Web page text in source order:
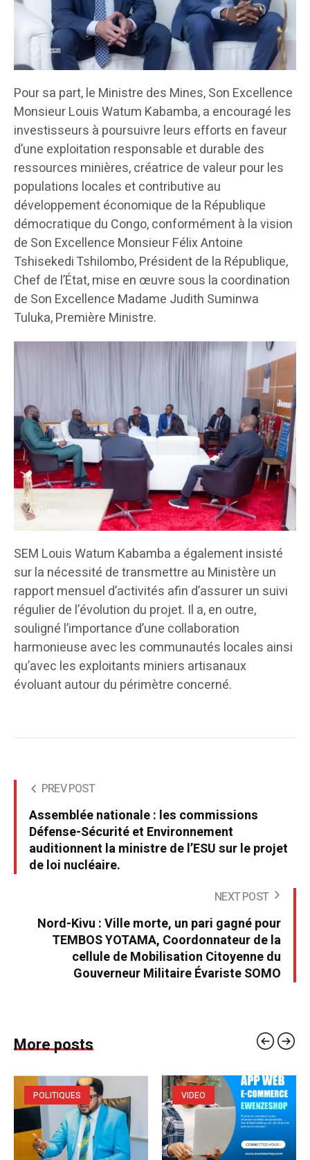
Pour sa part, le Ministre des Mines, Son Excellence
Monsieur Louis Watum Kabamba, a encouragé les
investisseurs à poursuivre leurs efforts en faveur
d’une exploitation responsable et durable des
ressources minières, créatrice de valeur pour les
populations locales et contributive au
développement économique de la République
démocratique du Congo, conformément à la vision
de Son Excellence Monsieur Félix Antoine
Tshisekedi Tshilombo, Président de la République,
Chef de l’État, mise en œuvre sous la coordination
de Son Excellence Madame Judith Suminwa
Tuluka, Première Ministre.
SEM Louis Watum Kabamba a également insisté
sur la nécessité de transmettre au Ministère un
rapport mensuel d’activités afin d’assurer un suivi
régulier de l’évolution du projet. Il a, en outre,
souligné l’importance d’une collaboration
harmonieuse avec les communautés locales ainsi
qu’avec les exploitants miniers artisanaux
évoluant autour du périmètre concerné.
PREV POST
Assemblée nationale : les commissions
Défense-Sécurité et Environnement
auditionnent la ministre de l’ESU sur le projet
de loi nucléaire.
NEXT POST
Nord-Kivu : Ville morte, un pari gagné pour
TEMBOS YOTAMA, Coordonnateur de la
cellule de Mobilisation Citoyenne du
Gouverneur Militaire Évariste SOMO
More posts
POLITIQUES VIDEO